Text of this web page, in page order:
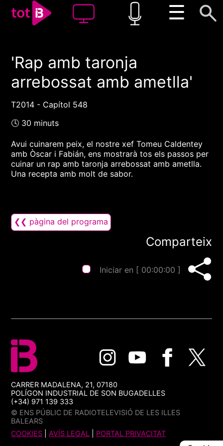
☰
00:00 00:00
1x
'Rap amb taronja
arrebossat amb ametlla'
T2014 - Capítol 548
🕓 30 minuts
Avui cuinarem peix, el nostre xef Tomeu Caldentey
amb Òscar i Fabián, ens mostrarà tos els passos per
cuinar un rap amb taronja arrebossat amb ametlla.
Una recepta amb molt de sabor.
❮❮ pàgina del programa
Comparteix
Iniciar en [ 00:00:00 ]
CARRER MADALENA, 21, 07180
POLÍGON INDUSTRIAL DE SON BUGADELLES
(+34) 971 139 333
© ENS PÚBLIC DE RADIOTELEVISIÓ DE LES ILLES
BALEARS
COOKIES |AVÍS LEGAL PORTAL PRIVACITAT